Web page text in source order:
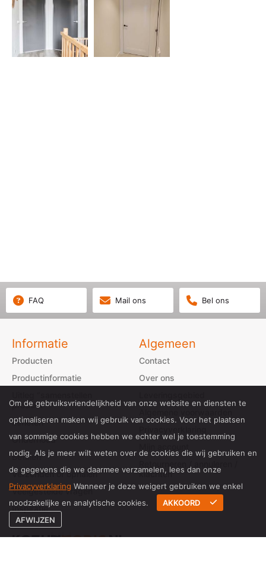
FAQ Mail ons Bel ons
Informatie
Producten
Productinformatie
product”
Inmeten
Onderhoud
Betalen
Verzenden of ophalen
Veelgestelde vragen
Inspiratie
Algemeen
Contact
Over ons
klachten
Om de gebruiksvriendelijkheid van onze website en diensten te
optimaliseren maken wij gebruik van cookies. Voor het plaatsen
van sommige cookies hebben we echter wel je toestemming
nodig. Als je meer wilt weten over de cookies die wij gebruiken en
de gegevens die we daarmee verzamelen, lees dan onze
Privacyverklaring Wanneer je deze weigert gebruiken we enkel
noodzakelijke en analytische cookies.
AKKOORD
AFWIJZEN